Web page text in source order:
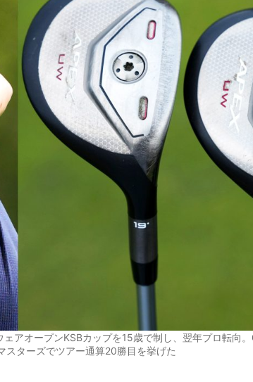
アオープンKSBカップを15歳で制し、翌年プロ転向
ターズでツアー通算20勝目を挙げた